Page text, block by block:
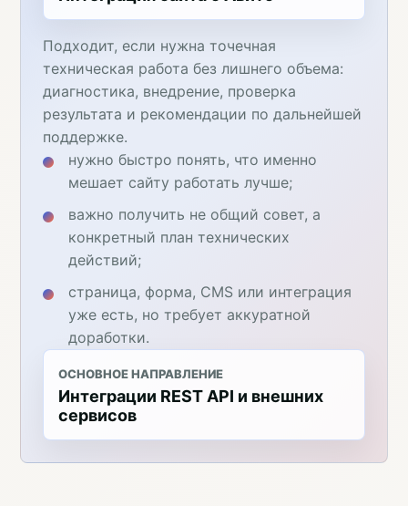
Подходит, если нужна точечная
техническая работа без лишнего объема:
диагностика, внедрение, проверка
результата и рекомендации по дальнейшей
поддержке.
нужно быстро понять, что именно
мешает сайту работать лучше;
важно получить не общий совет, а
конкретный план технических
действий;
страница, форма, CMS или интеграция
уже есть, но требует аккуратной
доработки.
ОСНОВНОЕ НАПРАВЛЕНИЕ
Интеграции REST API и внешних
сервисов